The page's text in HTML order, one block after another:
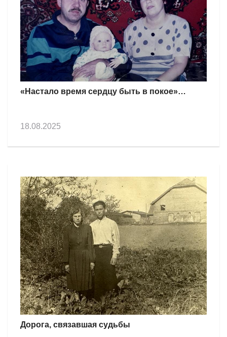
«Настало время сердцу быть в покое»…
18.08.2025
Дорога, связавшая судьбы